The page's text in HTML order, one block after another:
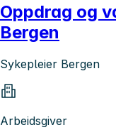
Oppdrag og
Bergen
Sykepleier Bergen
Arbeidsgiver